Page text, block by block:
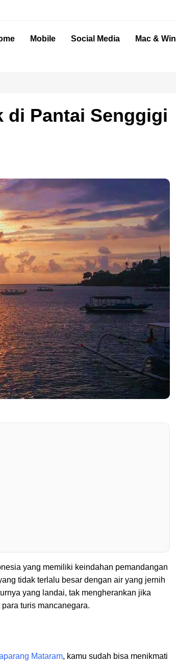
Mobile Social Media Mac & Win
di Pantai Senggigi
yang memiliki keindahan pemandangan
tidak terlalu besar dengan air yang jernih
yang landai, tak mengherankan jika
turis mancanegara.
Mataram, kamu sudah bisa menikmati